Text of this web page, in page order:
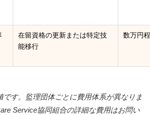
在留資格の更新または特定技
能移行
数万円
す。監理団体ごとに費用体系が異なりま
Service協同組合の詳細な費用はお問い